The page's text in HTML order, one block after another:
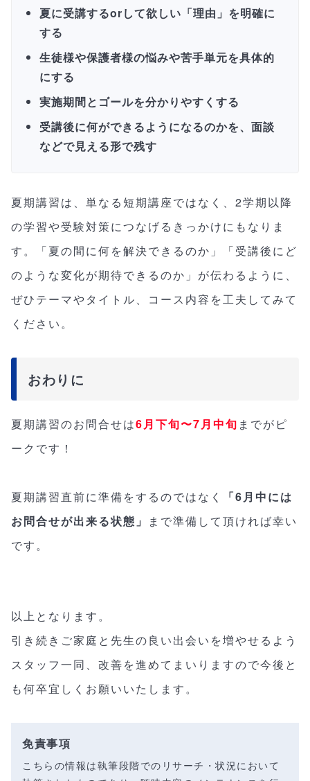
夏に受講するorして欲しい「理由」を明確に
する
生徒様や保護者様の悩みや苦手単元を具体的
にする
実施期間とゴールを分かりやすくする
受講後に何ができるようになるのかを、面談
などで見える形で残す
夏期講習は、単なる短期講座ではなく、2学期以降
の学習や受験対策につなげるきっかけにもなりま
す。「夏の間に何を解決できるのか」「受講後にど
のような変化が期待できるのか」が伝わるように、
ぜひテーマやタイトル、コース内容を工夫してみて
ください。
おわりに
夏期講習のお問合せは6月下旬〜7月中旬 までがピ
ークです！
夏期講習直前に準備をするのではなく
「6月中には
お問合せが出来る状態」
まで準備して頂ければ幸い
です。
以上となります。
引き続きご家庭と先生の良い出会いを増やせるよう
スタッフ一同、改善を進めてまいりますので今後と
も何卒宜しくお願いいたします。
免責事項
こちらの情報は執筆段階でのリサーチ・状況において